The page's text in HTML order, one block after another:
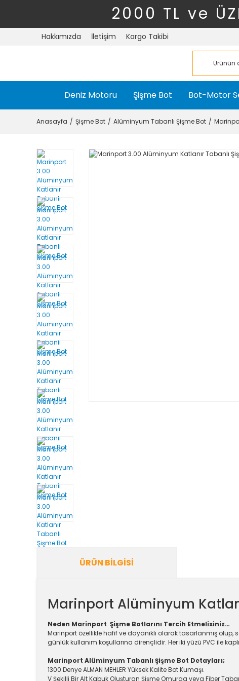
2000 TL ve
Hakkımızda İletişim Kargo Takibi
Deniz Motoru Şişme Bot Bot-Motor
Anasayfa Şişme Bot Alüminyum Tabanlı Şişme Bot
ÜRÜN BILGISI
Marinport Alüminyum
Neden Marinport Şişme Botlarını Tercih Etmelisiniz…
Marinport özellikle hafif ve dayanıklı olarak tasarlanmış
günlük kullanım koşullarına dirençlidir. Her iki yüzü PVC ile
Marinport Alüminyum Tabanlı Şişme Bot Detayları;
1300 Denye ALMAN MEHLER Yüksek Kalite Bot Kumaşı.
V Şekilli Bir Alt Kabuk Oluşturan Şişme Omurga veya Fiber